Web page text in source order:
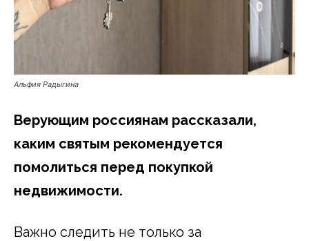
Альфия Радыгина
Верующим россиянам рассказали,
каким святым рекомендуется
помолиться перед покупкой
недвижимости.
Важно следить не только за